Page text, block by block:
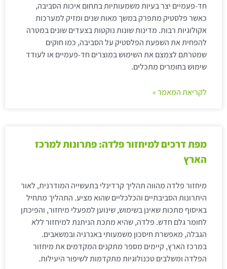
חד-פעמיים יצר בעיות משמעותיות בתחום איכות הסביבה,
כאשר פלסטיק מתפרק במשך מאות שנים ומזיק למערכות
אקולוגיות רבות. מדינות שונות נוקטות בצעדים שונים במטרה
להפחית את השפעת הפלסטיק על הסביבה, כמו חוקים
שמטרתם לצמצם את השימוש במוצרים חד-פעמיים או לעודד
שימוש בחומרים מתכלים.
לקריאת המאמר »
מפת דרכים למיחזור פלדה: פתרונות למרכז
הארץ
מיחזור פלדה מהווה תהליך קרדינלי בתעשייה המודרנית, לאור
היתרונות הסביבתיים והכלכליים שהוא מציע. התהליך מתחיל
באיסוף מתכות שאינן בשימוש, שינוען למפעלי מיחזור, והפיכתן
לחומר גלם חדש. פלדה, שהיא מתכת הניתנת למיחזור ללא
הגבלה, מאפשרת חיסכון משמעותי באנרגיה ובמשאבים.
במרכז הארץ, קיימים מספר מתקנים המקדמים את מיחזור
הפלדה ומשלבים טכנולוגיות מתקדמות לשיפור היעילות.